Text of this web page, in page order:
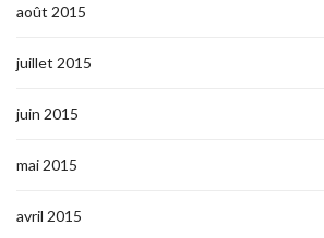
août 2015
juillet 2015
juin 2015
mai 2015
avril 2015